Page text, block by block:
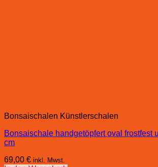
Bonsaischalen Künstlerschalen
Bonsaischale handgetöpfert oval frostfest
cm
69,00 € inkl. Mwst.